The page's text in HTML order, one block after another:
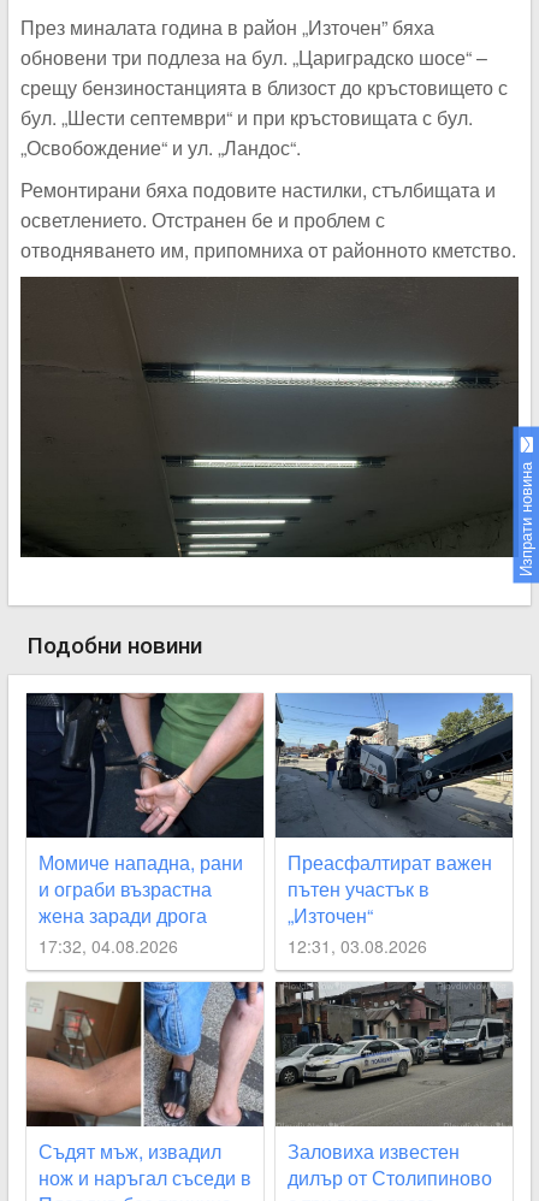
През миналата година в район „Източен” бяха
обновени три подлеза на бул. „Цариградско шосе“ –
срещу бензиностанцията в близост до кръстовището с
бул. „Шести септември“ и при кръстовищата с бул.
„Освобождение“ и ул. „Ландос“.
Ремонтирани бяха подовите настилки, стълбищата и
осветлението. Отстранен бе и проблем с
отводняването им, припомниха от районното кметство.
Подобни новини
Момиче нападна, рани
и ограби възрастна
жена заради дрога
17:32, 04.08.2026
Преасфалтират важен
пътен участък в
„Източен“
12:31, 03.08.2026
Съдят мъж, извадил
нож и наръгал съседи в
Заловиха известен
дилър от Столипиново
Изпрати новина